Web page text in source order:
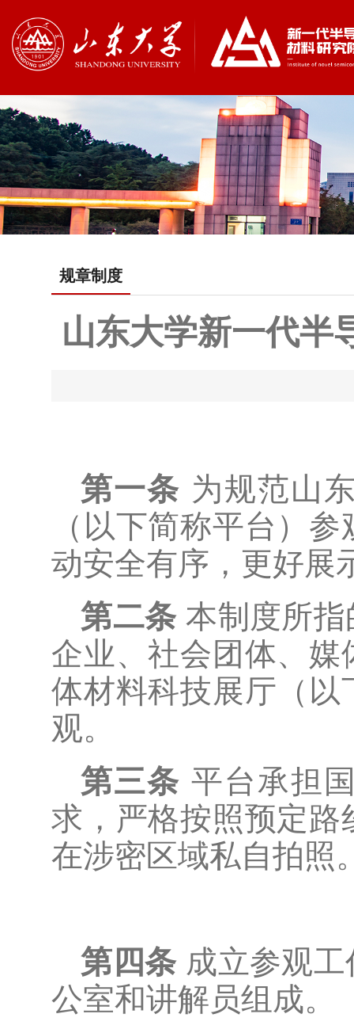
规章制度
山东大学新一代半
第一条 为规范山
（以下简称平台）
动安全有序，更好展
第二条本制度所
企业、社会团体、
体材料科技展厅（
观。
第三条 平台承担
求，严格按照预定
在涉密区域私自拍照
第四条 成立参观
公室和讲解员组成。